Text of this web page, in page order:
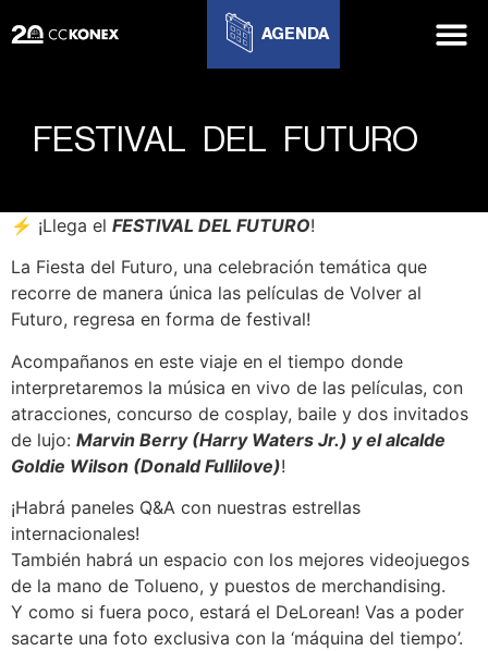
AGENDA
FESTIVAL DEL FUTURO
⚡️ ¡Llega el FESTIVAL DEL FUTURO!
La Fiesta del Futuro, una celebración temática que
recorre de manera única las películas de Volver al
Futuro, regresa en forma de festival!
Acompañanos en este viaje en el tiempo donde
interpretaremos la música en vivo de las películas, con
atracciones, concurso de cosplay, baile y dos invitados
de lujo: Marvin Berry (Harry Waters Jr.) y el alcalde
Goldie Wilson (Donald Fullilove)!
¡Habrá paneles Q&A con nuestras estrellas
internacionales!
También habrá un espacio con los mejores videojuegos
de la mano de Tolueno, y puestos de merchandising.
Y como si fuera poco, estará el DeLorean! Vas a poder
sacarte una foto exclusiva con la ‘máquina del tiempo’.